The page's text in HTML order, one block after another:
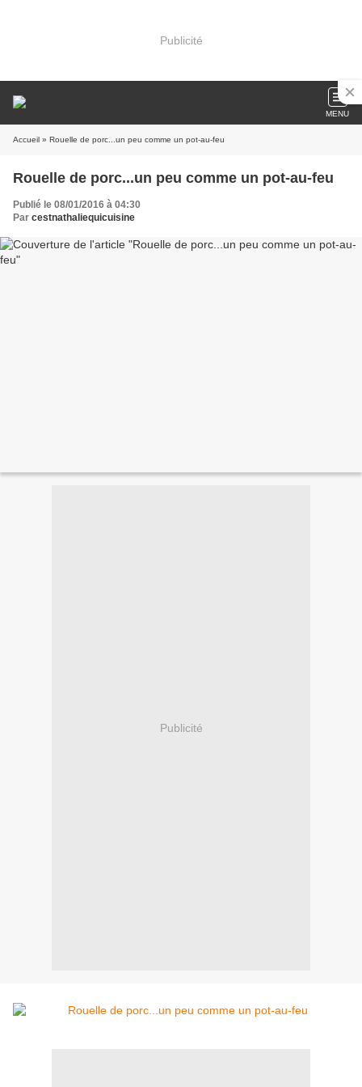
Publicité
MENU
Accueil » Rouelle de porc...un peu comme un pot-au-feu
Rouelle de porc...un peu comme un pot-au-feu
Publié le 08/01/2016 à 04:30
Par cestnathaliequicuisine
Publicité